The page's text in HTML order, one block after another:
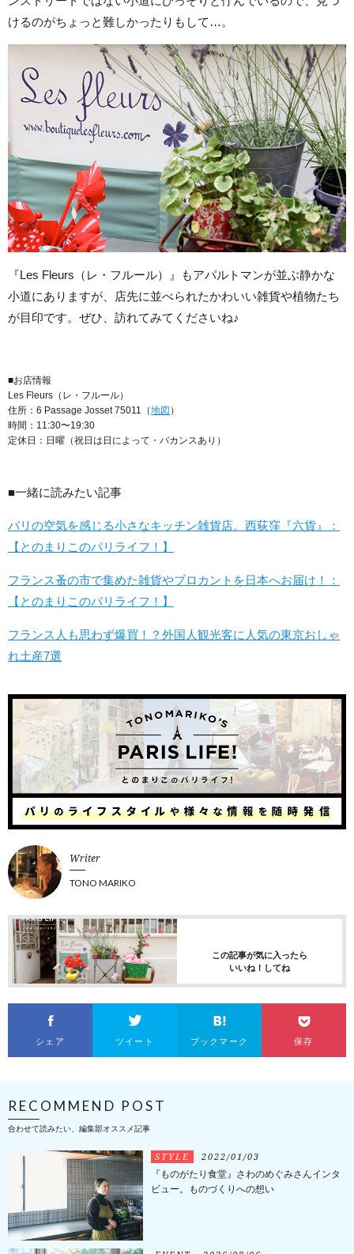
けるのがちょっと難しかったりもして…。
『Les Fleurs（レ・フルール）』もアパルトマンが並ぶ静かな
小道にありますが、店先に並べられたかわいい雑貨や植物たち
が目印です。ぜひ、訪れてみてくださいね♪
■お店情報
Les Fleurs（レ・フルール）
住所：6 Passage Josset 75011（地図 ）
時間：11:30〜19:30
定休日：日曜（祝日は日によって・バカンスあり）
■一緒に読みたい記事
パリの空気を感じる小さなキッチン雑貨店。西荻窪『六貨』：
【とのまりこのパリライフ！】
フランス蚤の市で集めた雑貨やブロカントを日本へお届け！：
【とのまりこのパリライフ！】
フランス人も思わず爆買！？外国人観光客に人気の東京おしゃ
れ土産7選
Writer
TONO MARIKO
この記事が気に入ったら
いいね！してね
シェア ツイート ブックマーク 保存
RECOMMEND POST
合わせて読みたい、編集部オススメ記事
STYLE 2022/01/03
『ものがたり食堂』さわのめぐみさんインタ
ビュー。ものづくりへの想い